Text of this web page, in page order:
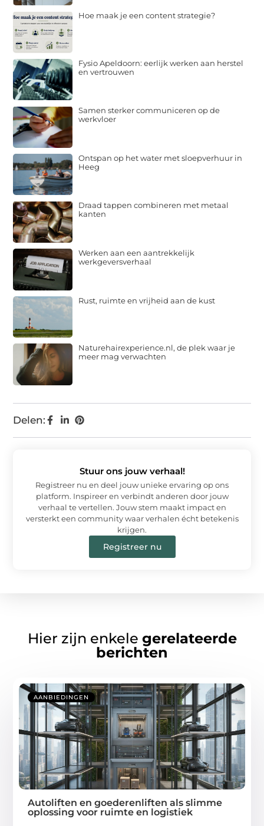
Delen:
Hoe maak je een content strategie?
Fysio Apeldoorn: eerlijk werken aan herstel
en vertrouwen
Samen sterker communiceren op de
werkvloer
Ontspan op het water met sloepverhuur in
Heeg
Draad tappen combineren met metaal
kanten
Werken aan een aantrekkelijk
werkgeversverhaal
Rust, ruimte en vrijheid aan de kust
Naturehairexperience.nl, de plek waar je
meer mag verwachten
Stuur ons jouw verhaal!
Registreer nu en deel jouw unieke ervaring op ons
platform. Inspireer en verbindt anderen door jouw
verhaal te vertellen. Jouw stem maakt impact en
versterkt een community waar verhalen écht betekenis
krijgen.
Registreer nu
Hier zijn enkele gerelateerde
berichten
AANBIEDINGEN
Autoliften en goederenliften als slimme
oplossing voor ruimte en logistiek